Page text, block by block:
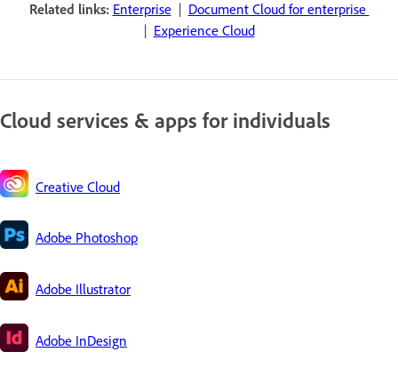
Related links: Enterprise| Document Cloud for enterprise
| Experience Cloud
Cloud services & apps for individuals
Creative Cloud
Adobe Photoshop
Adobe Illustrator
Adobe InDesign